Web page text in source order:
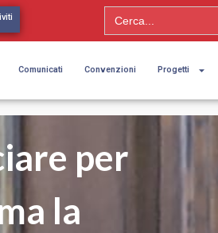
Search
for:
Comunicati Convenzioni Progetti
per
la